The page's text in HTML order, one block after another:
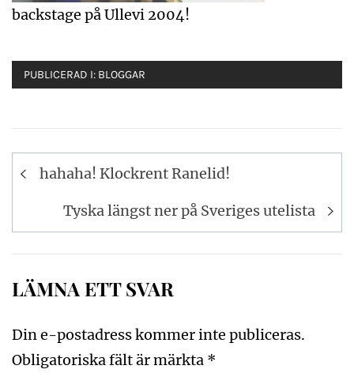
backstage på Ullevi 2004!
PUBLICERAD I: BLOGGAR
Inläggsnavigering
hahaha! Klockrent Ranelid!
Tyska längst ner på Sveriges utelista
LÄMNA ETT SVAR
Din e-postadress kommer inte publiceras.
Obligatoriska fält är märkta *